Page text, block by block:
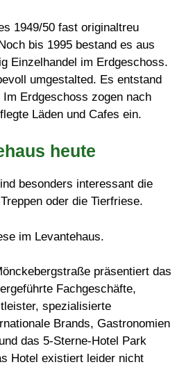
1949/50 fast originaltreu
bis 1995 bestand es aus
Einzelhandel im Erdgeschoss.
umgestalted. Es entstand
Erdgeschoss zogen nach
Läden und Cafes ein.
heute
besonders interessant die
oder die Tierfriese.
präsentiert das
Fachgeschäfte,
spezialisierte
Brands, Gastronomien
das 5-Sterne-Hotel Park
Hotel existiert leider nicht